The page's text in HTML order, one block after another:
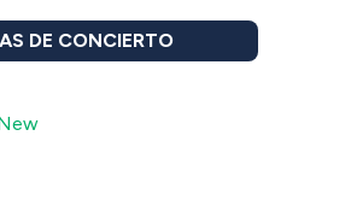
DE CONCIERTO